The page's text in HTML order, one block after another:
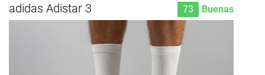
adidas Adistar 3 73 Buenas